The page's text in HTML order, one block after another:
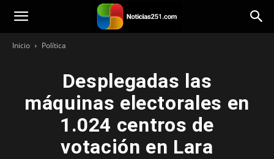
Noticias251
Inicio Política
Desplegadas las
máquinas electorales en
1.024 centros de
votación en Lara